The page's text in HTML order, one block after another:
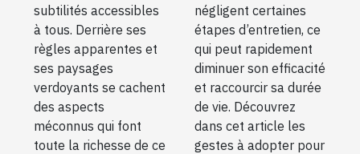
subtilités accessibles
à tous. Derrière ses
règles apparentes et
ses paysages
verdoyants se cachent
des aspects
méconnus qui font
toute la richesse de ce
négligent certaines
étapes d’entretien, ce
qui peut rapidement
diminuer son efficacité
et raccourcir sa durée
de vie. Découvrez
dans cet article les
gestes à adopter pour